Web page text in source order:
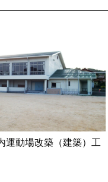
運動場改築（建築）工